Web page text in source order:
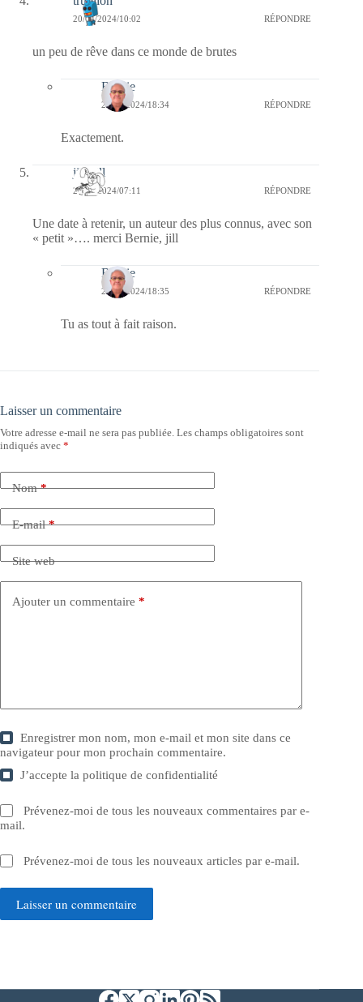
20/04/2024/10:02 RÉPONDRE
un peu de rêve dans ce monde de brutes
Bernie
22/04/2024/18:34 RÉPONDRE
Exactement.
jill bill
20/04/2024/07:11 RÉPONDRE
Une date à retenir, un auteur des plus connus, avec son
« petit »…. merci Bernie, jill
Bernie
22/04/2024/18:35 RÉPONDRE
Tu as tout à fait raison.
Laisser un commentaire
Votre adresse e-mail ne sera pas publiée. Les champs obligatoires sont
indiqués avec *
Nom*
E-mail*
Site web
Ajouter un commentaire *
Enregistrer mon nom, mon e-mail et mon site dans ce
navigateur pour mon prochain commentaire.
J’accepte lapolitique de confidentialité
Prévenez-moi de tous les nouveaux commentaires par e-
mail.
Prévenez-moi de tous les nouveaux articles par e-mail.
Laisser un commentaire